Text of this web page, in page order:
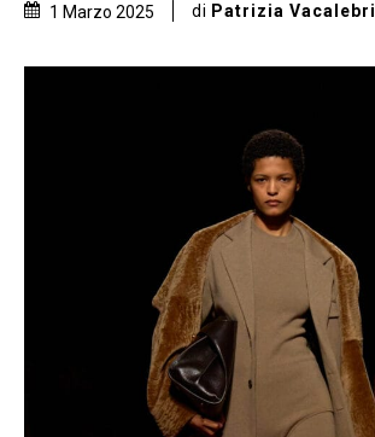
1 Marzo 2025 di Patrizia Vacalebri